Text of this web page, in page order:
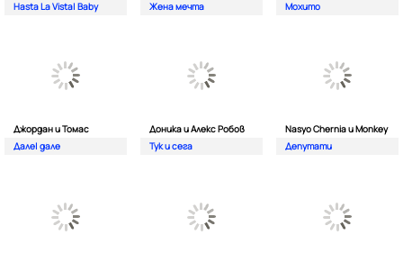
Hasta La Vista| Baby
Жена мечта
Мохито
Джордан и Томас
Дале| дале
Доника и Алекс Робов
Тук и сега
Nasyo Chernia и Monkey
Депутати